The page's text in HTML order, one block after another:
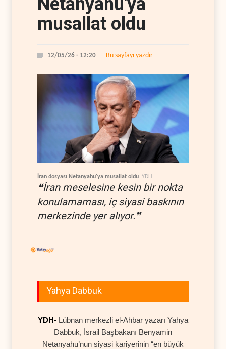
musallat oldu
12/05/26 - 12:20 Bu sayfayı yazdır
İran dosyası Netanyahu'ya musallat oldu YDH
❝İran meselesine kesin bir nokta
konulamaması, iç siyasi baskının
merkezinde yer alıyor.❞
Yahya Dabbuk
YDH- Lübnan merkezli el-Ahbar yazarı Yahya
Dabbuk, İsrail Başbakanı Benyamin
Netanyahu’nun siyasi kariyerinin “en büyük